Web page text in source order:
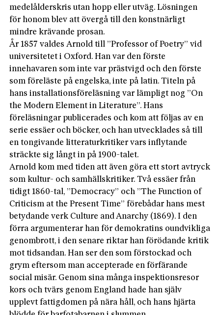
medelålderskris utan hopp eller utväg. Lösningen
för honom blev att övergå till den konstnärligt
mindre krävande prosan.
År 1857 valdes Arnold till ”Professor of Poetry” vid
universitetet i Oxford. Han var den förste
innehavaren som inte var prästvigd och den förste
som föreläste på engelska, inte på latin. Titeln på
hans installationsföreläsning var lämpligt nog ”On
the Modern Element in Literature”. Hans
föreläsningar publicerades och kom att följas av en
serie essäer och böcker, och han utvecklades så till
en tongivande litteraturkritiker vars inflytande
sträckte sig långt in på 1900-talet.
Arnold kom med tiden att även göra ett stort avtryck
som kultur- och samhällskritiker. Två essäer från
tidigt 1860-tal, ”Democracy” och ”The Function of
Criticism at the Present Time” förebådar hans mest
betydande verk Culture and Anarchy (1869). I den
förra argumenterar han för demokratins oundvikliga
genombrott, i den senare riktar han förödande kritik
mot tidsandan. Han ser den som förstockad och
grym eftersom man accepterade en förfärande
social misär. Genom sina många inspektionsresor
kors och tvärs genom England hade han själv
upplevt fattigdomen på nära håll, och hans hjärta